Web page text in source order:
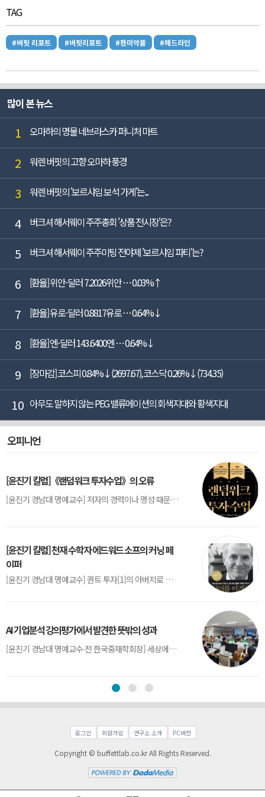
TAG
#버핏 리포트 #버핏리포트 #한미약품 #헤드라인
많이 본 뉴스
1 오마하의 명물 네브라스카 퍼니처 마트
2 워렌 버핏의 고향 오마하 풍경
3 워렌 버핏의 '보르샤임 보석 가게'는...
4 버크셔 해서웨이 주주총회 '상품 전시장'은?
5 버크셔 해서웨이 주주미팅 전야제 '보르샤임 파티'는?
6 [환율] 위안-달러 7.2026위안 … 0.03%↑
7 [환율] 유로-달러 0.8817유로 … 0.64%↓
8 [환율] 엔-달러 143.6400엔 … 0.64%↓
9 [장마감] 코스피 0.84%↓(2697.67), 코스닥 0.26%↓(734.35)
10 아무도 말하지 않는 PEG 밸류에이션의 회색지대와 황색지대
오피니언
[윤진기 칼럼]《랜덤워크 투자수업》의 오류
[윤진기 경남대 명예교수] 저자의 경력이나 명성 때문인지 2020년에 번역 출판된 《랜덤워크 투자수업》(A Random Walk Down Wall Street) 12판은 표지부터가 거창하다. ‘45년간 12번 개정하며 철저히 검증한 투자서’, ‘전문가 부럽지 않은 투자 감각을 길러주는 위대한 투자지침서’ 라는 은빛 광고문구로 독자를 유혹한다.[1] 출판 50주...
[윤진기 칼럼] 천재 수학자 에드워드 소프의 커닝 페
이퍼
[윤진기 경남대 명예교수] 퀀트 투자[1]의 아버지로 불리는 에드워드 소프(Edward O. Thorp)는 수학계에서 천재로 알려진 인물이다. 그는 수학자이지만, 투자 업계에도 여러 가지 흥미로운 일화를 남겼다.수학을 이용하여 카지노를 이길 수 있는지가 궁금했던 그는 동료 교수가 소개해 준 블랙잭(Blackjack) 전략의 핵심을 손바닥 크기의 종이에 요...
AI 기업분석 강의평가에서 발견한 뜻밖의 성과
[윤진기 경남대 명예교수∙전 한국중재학회장] 세상에는 우연처럼 보이지만 인류의 진보를 이끌어낸 사건들이 있다. 영국의 알렉산더 플레밍(Alexander Fleming)이 곰팡이 핀 페트리 접시(Petri dish)를 버리지 않고[1] 관찰해 페니실린을 발견한 것은 그 대표적 사례다. 무심히 지나쳤다면 결코 없었을 혁신이었다.지난 7월 5일, 필자가 개발한 기업...
로그인 회원가입 연구소 소개 PC버전
Copyright © buffettlab.co.kr All Rights Reserved.